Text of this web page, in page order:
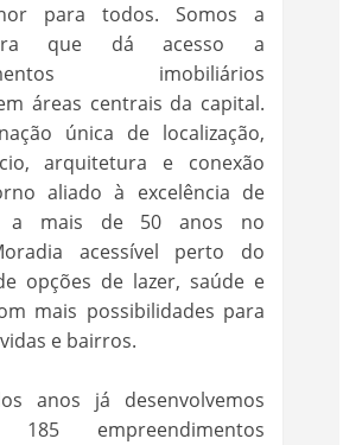
para todos. Somos a
que dá acesso a
imobiliários
áreas centrais da capital.
única de localização,
arquitetura e conexão
aliado à excelência de
a mais de 50 anos no
acessível perto do
opções de lazer, saúde e
mais possibilidades para
e bairros.
anos já desenvolvemos
empreendimentos